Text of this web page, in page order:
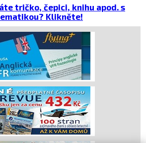
tričko, čepici, knihu apod. s
Klikněte!